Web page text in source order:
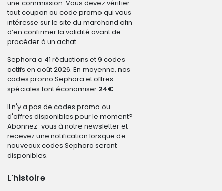
une commission. Vous devez vérifier
tout coupon ou code promo qui vous
intéresse sur le site du marchand afin
d’en confirmer la validité avant de
procéder à un achat.
Sephora a 41 réductions et 9 codes
actifs en août 2026. En moyenne, nos
codes promo Sephora et offres
spéciales font économiser 24€.
Il n'y a pas de codes promo ou
d'offres disponibles pour le moment?
Abonnez-vous à notre newsletter et
recevez une notification lorsque de
nouveaux codes Sephora seront
disponibles.
L'histoire